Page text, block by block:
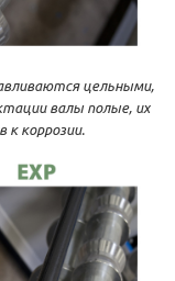
цельными,
валы полые, их
к коррозии.